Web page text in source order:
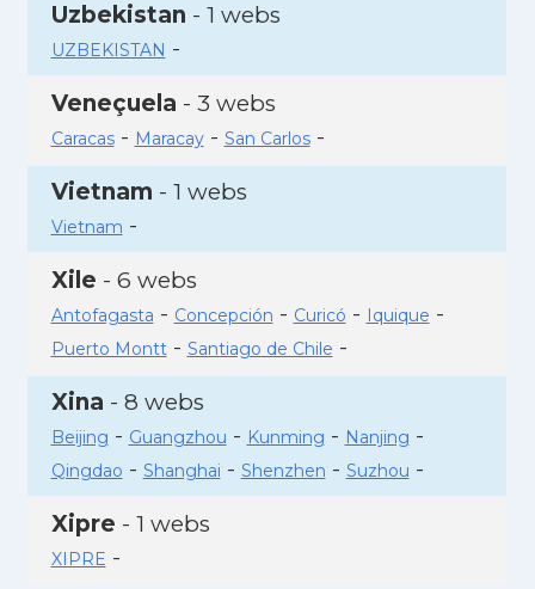
Uzbekistan - 1 webs
UZBEKISTAN -
Veneçuela - 3 webs
Caracas- Maracay- San Carlos-
Vietnam - 1 webs
Vietnam -
Xile - 6 webs
Antofagasta - Concepción - Curicó - Iquique -
Puerto Montt- Santiago de Chile -
Xina - 8 webs
Beijing - Guangzhou - Kunming - Nanjing -
Qingdao - Shanghai - Shenzhen - Suzhou -
Xipre - 1 webs
XIPRE -